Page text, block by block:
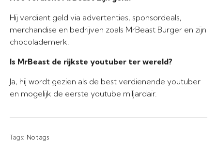
Hij verdient geld via advertenties, sponsordeals,
merchandise en bedrijven zoals MrBeast Burger en zijn
chocolademerk.
Is MrBeast de rijkste youtuber ter wereld?
Ja, hij wordt gezien als de best verdienende youtuber
en mogelijk de eerste youtube miljardair.
Tags: No tags